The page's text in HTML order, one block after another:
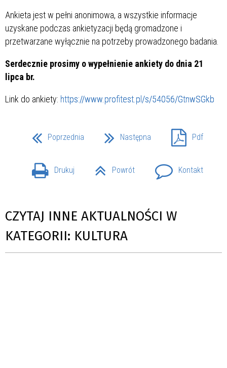
Ankieta jest w pełni anonimowa, a wszystkie informacje
uzyskane podczas ankietyzacji będą gromadzone i
przetwarzane wyłącznie na potrzeby prowadzonego badania.
Serdecznie prosimy o wypełnienie ankiety do dnia 21
lipca br.
Link do ankiety: https://www.profitest.pl/s/54056/GtnwSGkb
Poprzednia Następna Pdf
Drukuj Powrót Kontakt
CZYTAJ INNE AKTUALNOŚCI W
KATEGORII: KULTURA